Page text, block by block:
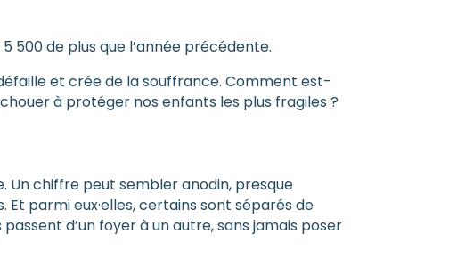
500 de plus que l’année précédente.
et crée de la souffrance. Comment est-
à protéger nos enfants les plus fragiles ?
Un chiffre peut sembler anodin, presque
parmi eux·elles, certains sont séparés de
d’un foyer à un autre, sans jamais poser